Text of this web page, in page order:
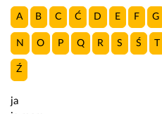
A B C Ć D E F G
N O P Q R S Ś T
Ź
ja